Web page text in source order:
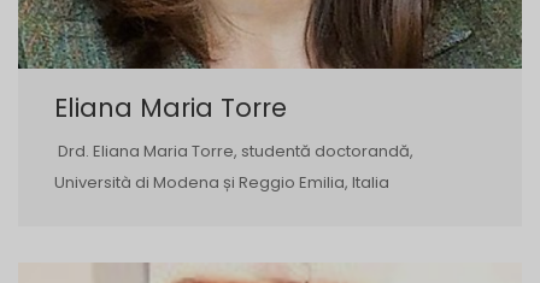
Eliana Maria Torre
Drd. Eliana Maria Torre, studentă doctorandă,
Università di Modena și Reggio Emilia, Italia